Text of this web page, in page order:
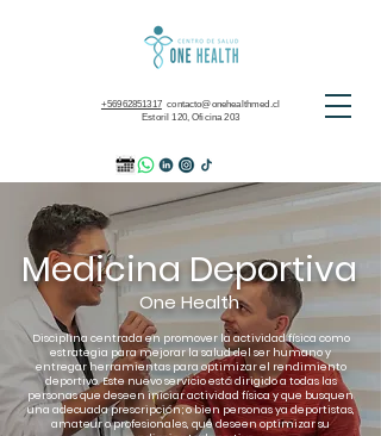
+56962851317 contacto@onehealthmed.cl
Estoril 120, Oficina 203
Medicina Deportiva
One Health
Disciplina centrada en promover la actividad física como
estrategia para mejorar la salud del ser humano y
entregar herramientas para optimizar el rendimiento
deportivo. Este nuevo servicio está dirigido a todas las
personas que deseen iniciar actividad física y que busquen
una adecuada prescripción; o bien personas ya deportistas,
amateur o profesionales, que deseen optimizar su